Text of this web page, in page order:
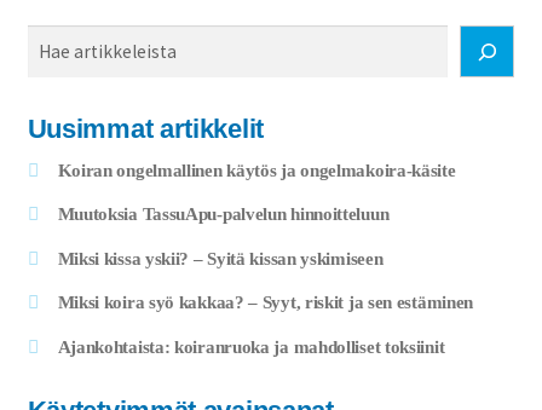
Haku
Uusimmat artikkelit
Koiran ongelmallinen käytös ja ongelmakoira-käsite
Muutoksia TassuApu-palvelun hinnoitteluun
Miksi kissa yskii? – Syitä kissan yskimiseen
Miksi koira syö kakkaa? – Syyt, riskit ja sen estäminen
Ajankohtaista: koiranruoka ja mahdolliset toksiinit